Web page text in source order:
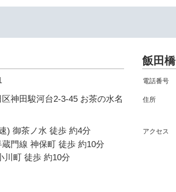
神田駿河台2-3-45 お茶の水名
) 御茶ノ水 徒歩 約4分
門線 神保町 徒歩 約10分
川町 徒歩 約10分
飯田橋